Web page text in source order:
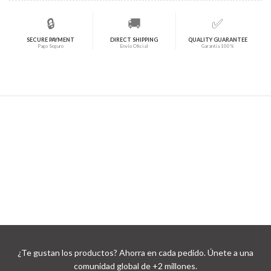
🔒
SECURE PAYMENT
Pago Seguro
🚚
DIRECT SHIPPING
Envío Oficial
✅
QUALITY GUARANTEE
Garantía 100%
¿Te gustan los productos? Ahorra en cada pedido. Únete a una
comunidad global de +2 millones.